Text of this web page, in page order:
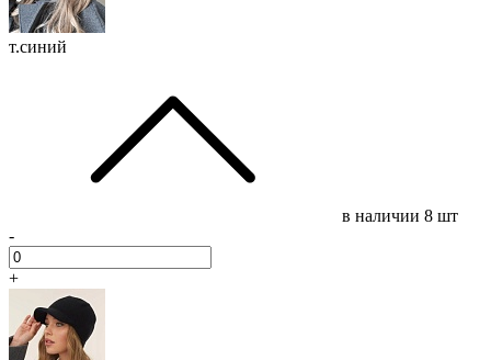
т.синий
в наличии 8 шт
-
+